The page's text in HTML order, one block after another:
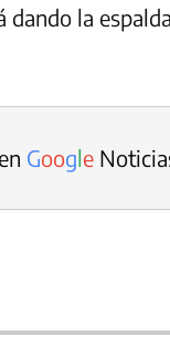
dando la
Google